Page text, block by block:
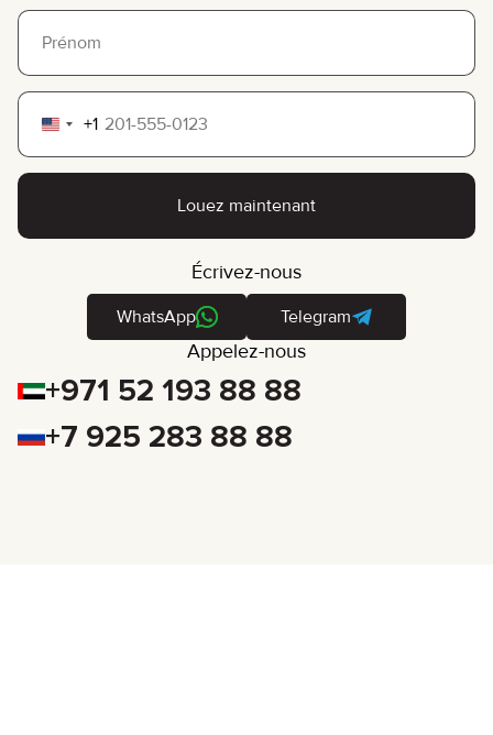
United
States
+1
Louez maintenant
Écrivez-nous
WhatsApp Telegram
Appelez-nous
+971 52 193 88 88
+7 925 283 88 88